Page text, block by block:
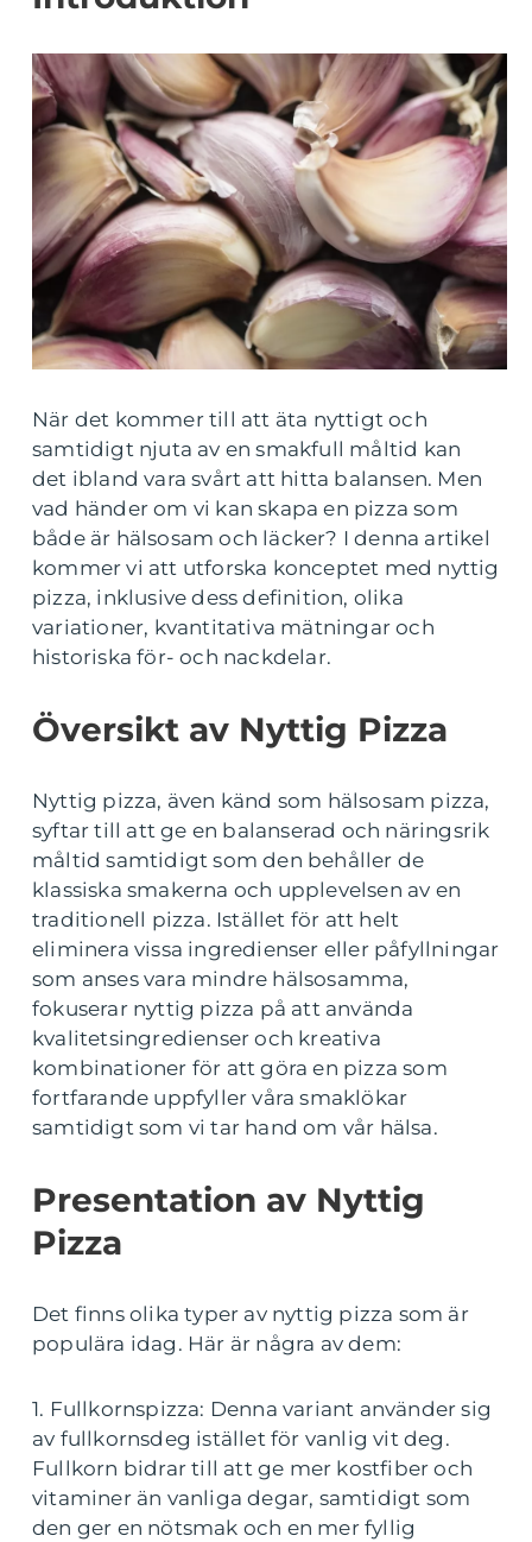
När det kommer till att äta nyttigt och
samtidigt njuta av en smakfull måltid kan
det ibland vara svårt att hitta balansen. Men
vad händer om vi kan skapa en pizza som
både är hälsosam och läcker? I denna artikel
kommer vi att utforska konceptet med nyttig
pizza, inklusive dess definition, olika
variationer, kvantitativa mätningar och
historiska för- och nackdelar.
Översikt av Nyttig Pizza
Nyttig pizza, även känd som hälsosam pizza,
syftar till att ge en balanserad och näringsrik
måltid samtidigt som den behåller de
klassiska smakerna och upplevelsen av en
traditionell pizza. Istället för att helt
eliminera vissa ingredienser eller påfyllningar
som anses vara mindre hälsosamma,
fokuserar nyttig pizza på att använda
kvalitetsingredienser och kreativa
kombinationer för att göra en pizza som
fortfarande uppfyller våra smaklökar
samtidigt som vi tar hand om vår hälsa.
Presentation av Nyttig
Pizza
Det finns olika typer av nyttig pizza som är
populära idag. Här är några av dem:
1. Fullkornspizza: Denna variant använder sig
av fullkornsdeg istället för vanlig vit deg.
Fullkorn bidrar till att ge mer kostfiber och
vitaminer än vanliga degar, samtidigt som
den ger en nötsmak och en mer fyllig